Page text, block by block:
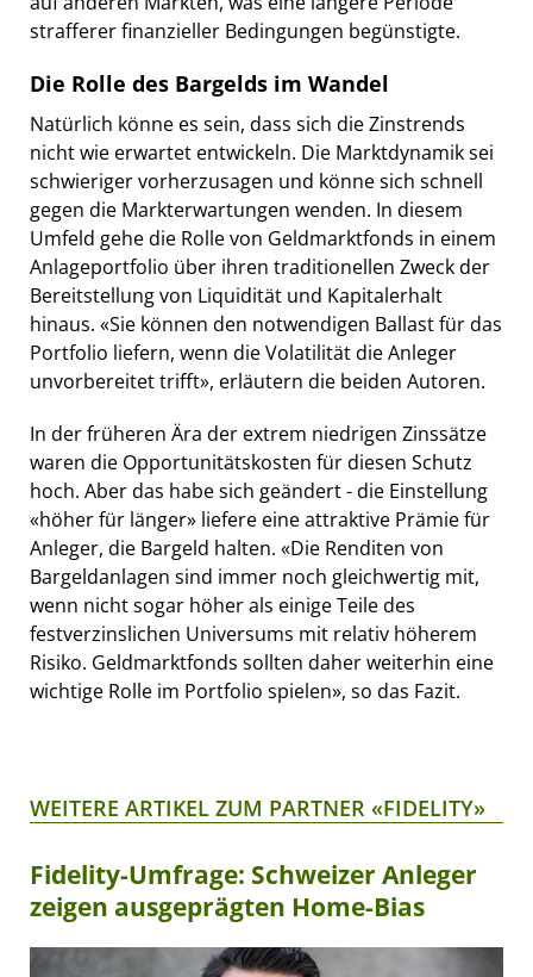
strafferer finanzieller Bedingungen begünstigte.
Die Rolle des Bargelds im Wandel
Natürlich könne es sein, dass sich die Zinstrends
nicht wie erwartet entwickeln. Die Marktdynamik sei
schwieriger vorherzusagen und könne sich schnell
gegen die Markterwartungen wenden. In diesem
Umfeld gehe die Rolle von Geldmarktfonds in einem
Anlageportfolio über ihren traditionellen Zweck der
Bereitstellung von Liquidität und Kapitalerhalt
hinaus. «Sie können den notwendigen Ballast für das
Portfolio liefern, wenn die Volatilität die Anleger
unvorbereitet trifft», erläutern die beiden Autoren.
In der früheren Ära der extrem niedrigen Zinssätze
waren die Opportunitätskosten für diesen Schutz
hoch. Aber das habe sich geändert - die Einstellung
«höher für länger» liefere eine attraktive Prämie für
Anleger, die Bargeld halten. «Die Renditen von
Bargeldanlagen sind immer noch gleichwertig mit,
wenn nicht sogar höher als einige Teile des
festverzinslichen Universums mit relativ höherem
Risiko. Geldmarktfonds sollten daher weiterhin eine
wichtige Rolle im Portfolio spielen», so das Fazit.
WEITERE ARTIKEL ZUM PARTNER «FIDELITY»
Fidelity-Umfrage: Schweizer Anleger
zeigen ausgeprägten Home-Bias